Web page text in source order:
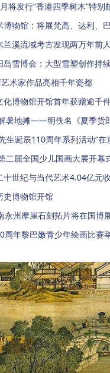
将发行“香港四季树木”特别
博物馆：将展梵高、达利、
兰溪流域考古发现两万年前
岛雪博会：大型雪塑创作持
术家作品亮相千年瓷都
化博物馆开馆首年获赠逾千
暑地摊——明佚名《夏季货
生诞辰110周年系列活动”在
二届全国少儿国画大展开幕
十世纪与当代艺术4.04亿元
史博物馆开馆
永州摩崖石刻拓片将在国博
周年黎巴嫩青少年绘画比赛